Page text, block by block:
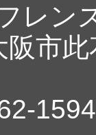
レン
市